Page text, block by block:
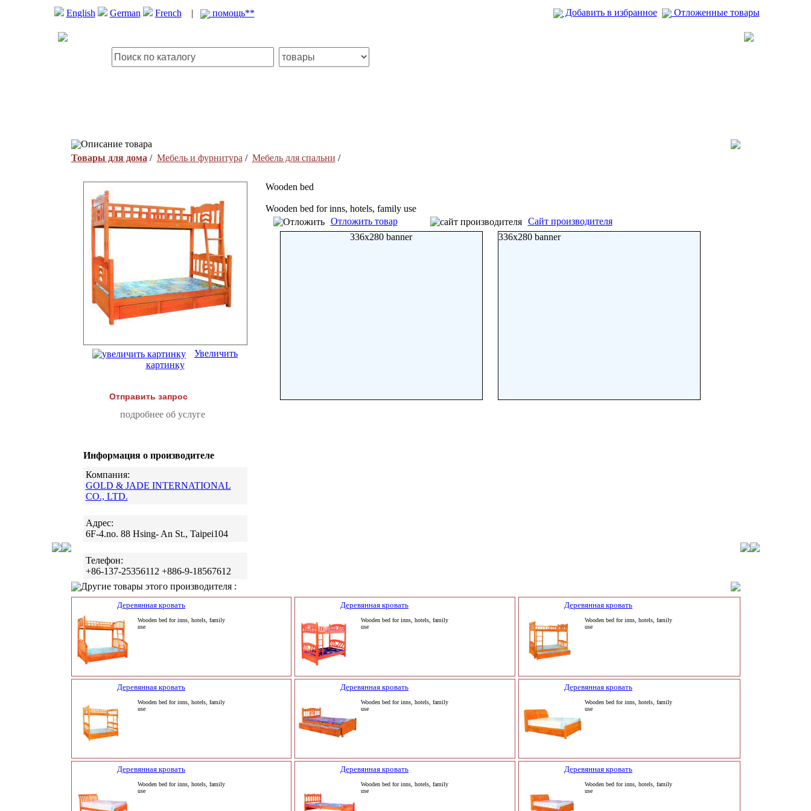
English German French | помощь** Добавить в избранное Отложенные товары
Описание товара
Товары для дома / Мебель и фурнитура / Мебель для спальни /
Увеличить
картинку
Отправить запрос
подробнее об услуге
Информация о производителе
Компания:
GOLD & JADE INTERNATIONAL
CO., LTD.
Адрес:
6F-4.no. 88 Hsing- An St., Taipei104
Телефон:
+86-137-25356112 +886-9-18567612
Wooden bed
Wooden bed for inns, hotels, family use
Отложить товар
Сайт производителя
336x280 banner
336x280 banner
Другие товары этого производителя :
Деревянная кровать
Wooden bed for inns, hotels, family
use
Деревянная кровать
Wooden bed for inns, hotels, family
use
Деревянная кровать
Wooden bed for inns, hotels, family
use
Деревянная кровать
Wooden bed for inns, hotels, family
use
Деревянная кровать
Wooden bed for inns, hotels, family
use
Деревянная кровать
Wooden bed for inns, hotels, family
use
Деревянная кровать
Wooden bed for inns, hotels, family
use
Деревянная кровать
Wooden bed for inns, hotels, family
use
Деревянная кровать
Wooden bed for inns, hotels, family
use